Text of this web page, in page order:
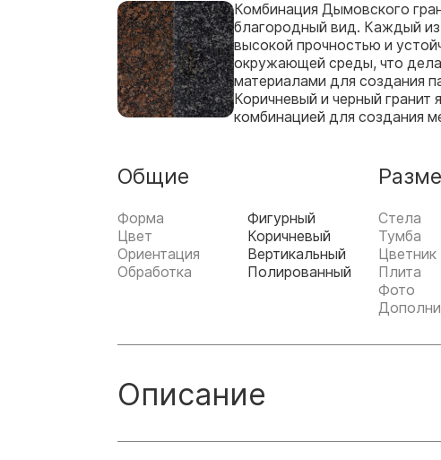
Комбинация Дымовского
благородный вид. Каждый
высокой прочностью и
окружающей среды, что
материалами для создания
Коричневый и черный гранит
комбинацией для создания
Общие
Форма
Фигурный
Цвет
Коричневый
Ориентация
Вертикальный
Обработка
Полированный
Стела
Тумба
Цветник
Плита
Фото
Описание